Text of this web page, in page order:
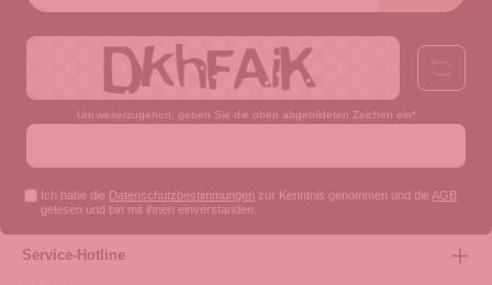
Um weiterzugehen, geben Sie die oben abgebildeten Zeichen ein*
Ich habe die Datenschutzbestimmungen zur Kenntnis genommen und die AGB
gelesen und bin mit ihnen einverstanden.
Service-Hotline